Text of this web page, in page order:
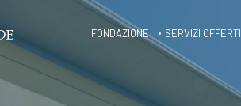
FONDAZIONE SERVIZI OFFERTI